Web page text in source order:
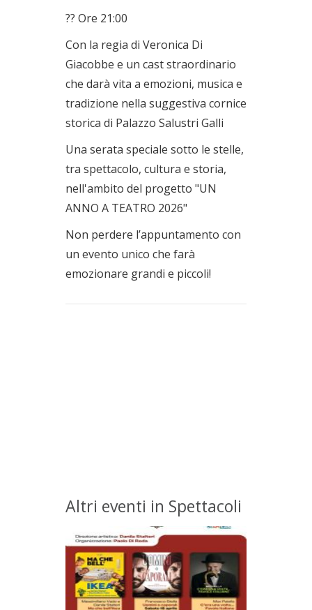
?? Ore 21:00
Con la regia di Veronica Di
Giacobbe e un cast straordinario
che darà vita a emozioni, musica e
tradizione nella suggestiva cornice
storica di Palazzo Salustri Galli
Una serata speciale sotto le stelle,
tra spettacolo, cultura e storia,
nell'ambito del progetto "UN
ANNO A TEATRO 2026"
Non perdere l’appuntamento con
un evento unico che farà
emozionare grandi e piccoli!
Altri eventi in Spettacoli